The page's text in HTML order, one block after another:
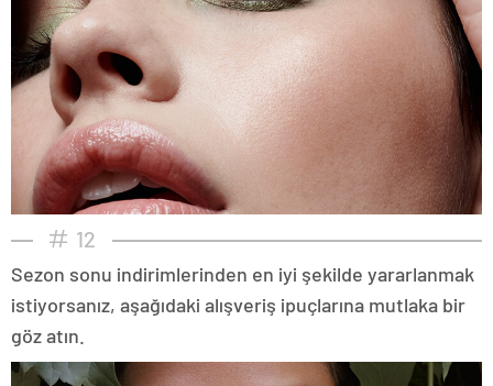
12
Sezon sonu indirimlerinden en iyi şekilde yararlanmak
istiyorsanız, aşağıdaki alışveriş ipuçlarına mutlaka bir
göz atın.